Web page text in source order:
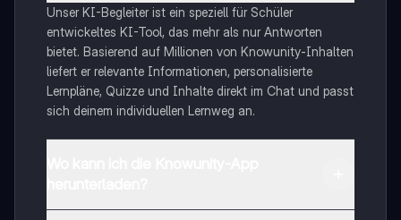
Unser KI-Begleiter ist ein speziell für Schüler
entwickeltes KI-Tool, das mehr als nur Antworten
bietet. Basierend auf Millionen von Knowunity-Inhalten
liefert er relevante Informationen, personalisierte
Lernpläne, Quizze und Inhalte direkt im Chat und passt
sich deinem individuellen Lernweg an.